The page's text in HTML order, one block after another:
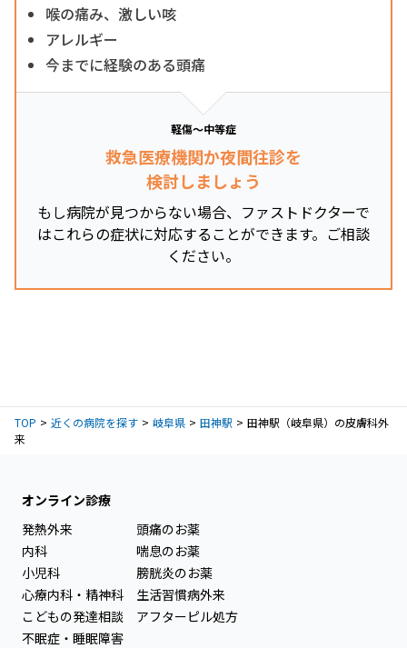
喉の痛み、激しい咳
アレルギー
今までに経験のある頭痛
軽傷～中等症
救急医療機関か夜間往診を
検討しましょう
もし病院が見つからない場合、ファストドクターで
はこれらの症状に対応することができます。ご相談
ください。
TOP 近くの病院を探す 岐阜県 田神駅
田神駅（岐阜県）の皮膚科外
来
オンライン診療
発熱外来
内科
小児科
心療内科・精神科
こどもの発達相談
不眠症・睡眠障害
頭痛のお薬
喘息のお薬
膀胱炎のお薬
生活習慣病外来
アフターピル処方